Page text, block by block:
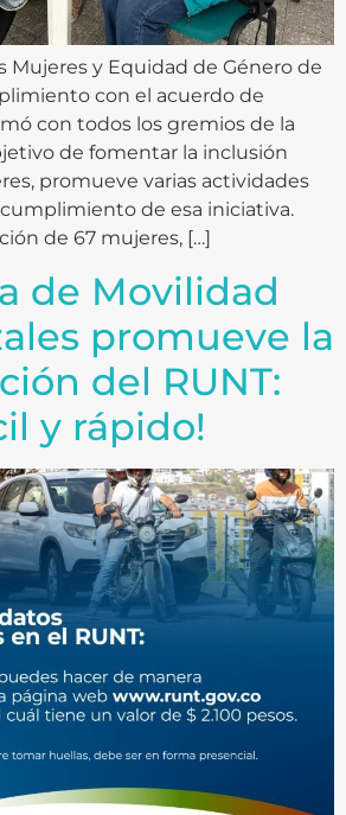
Mujeres y Equidad de Género de
con el acuerdo de
con todos los gremios de la
de fomentar la inclusión
promueve varias actividades
de esa iniciativa.
de 67 mujeres, […]
de Movilidad
promueve la
del RUNT:
y rápido!